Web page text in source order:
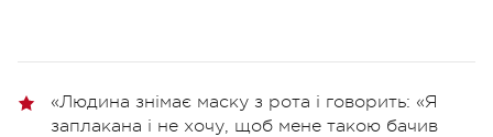
«Людина знімає маску з рота і говорить: «Я
заплакана і не хочу, щоб мене такою бачив